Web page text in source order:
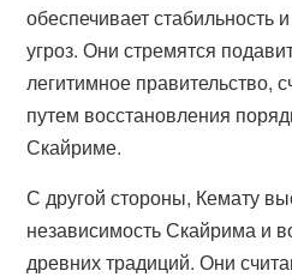
обеспечивает стабильность
угроз. Они стремятся
легитимное правительство,
путем восстановления
Скайриме.
С другой стороны, Кемату
независимость Скайрима и
древних традиций. Они